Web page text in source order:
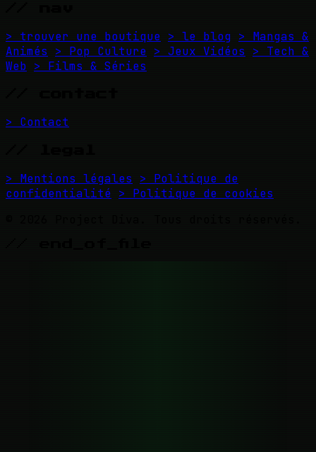
> trouver une boutique > le blog > Mangas &
Animés
> Pop Culture > Jeux Vidéos
> Tech &
Web > Films & Séries
> Contact
> Mentions légales
> Politique de
confidentialité > Politique de cookies